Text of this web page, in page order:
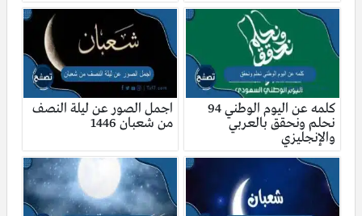
كلمه عن اليوم الوطني 94
نحلم ونحقق بالعربي
والإنجليزي
اجمل الصور عن ليلة النصف
من شعبان 1446